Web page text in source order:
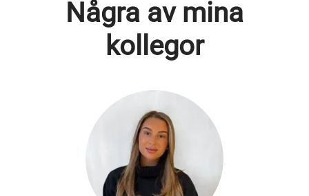
Några av mina
kollegor